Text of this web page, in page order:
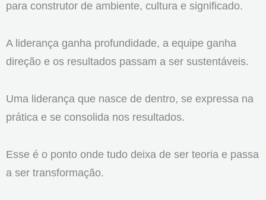
para construtor de ambiente, cultura e significado.
A liderança ganha profundidade, a equipe ganha
direção e os resultados passam a ser sustentáveis.
Uma liderança que nasce de dentro, se expressa na
prática e se consolida nos resultados.
Esse é o ponto onde tudo deixa de ser teoria e passa
a ser transformação.